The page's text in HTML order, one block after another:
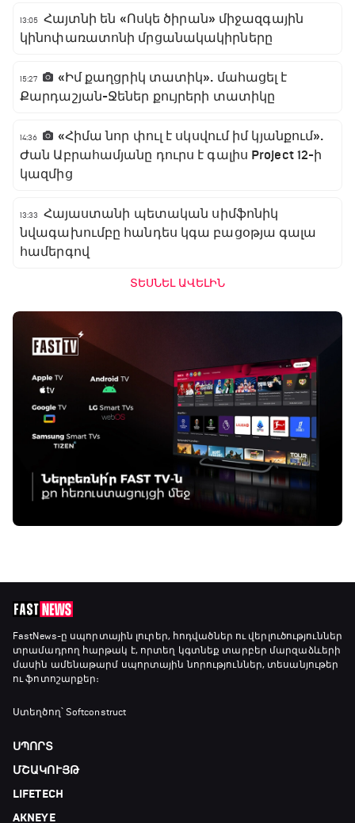
13:05 Հայտնի են «Ոսկե ծիրան» միջազգային
կինոփառատոնի մրցանակակիրները
15:27
«Իմ քաղցրիկ տատիկ». մահացել է
Քարդաշյան-Ջեներ քույրերի տատիկը
14:36
«Հիմա նոր փուլ է սկսվում իմ կյանքում».
Ժան Աբրահամյանը դուրս է գալիս Project 12-ի
կազմից
13:33
Հայաստանի պետական սիմֆոնիկ
նվագախումբը հանդես կգա բացօթյա գալա
համերգով
ՏԵՍՆԵԼ ԱՎԵԼԻՆ
FastNews-ը սպորտային լուրեր, հոդվածներ ու վերլուծություններ
տրամադրող հարթակ է, որտեղ կգտնեք տարբեր մարզաձևերի
մասին ամենաթարմ սպորտային նորություններ, տեսանյութեր
ու ֆոտոշարքեր։
Ստեղծող՝ Softconstruct
ՍՊՈՐՏ
ՄՇԱԿՈՒՅԹ
LIFETECH
AKNEYE